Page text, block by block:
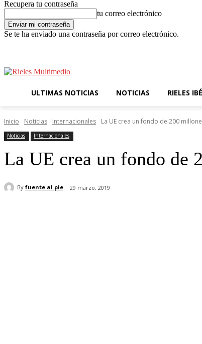
Recupera tu contraseña
tu correo electrónico
Se te ha enviado una contraseña por correo electrónico.
ULTIMAS NOTICIAS NOTICIAS RIELES
Inicio Noticias Internacionales La UE crea un fondo de 200
Noticias Internacionales
La UE crea un fondo de
By fuente al pie 29 marzo, 2019